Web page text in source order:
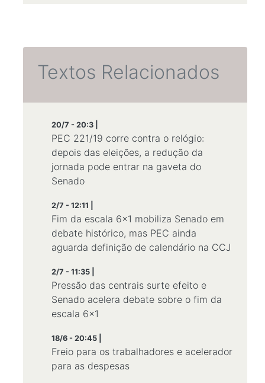
Textos Relacionados
20/7 - 20:3 |
PEC 221/19 corre contra o relógio:
depois das eleições, a redução da
jornada pode entrar na gaveta do
Senado
2/7 - 12:11 |
Fim da escala 6x1 mobiliza Senado em
debate histórico, mas PEC ainda
aguarda definição de calendário na CCJ
2/7 - 11:35 |
Pressão das centrais surte efeito e
Senado acelera debate sobre o fim da
escala 6×1
18/6 - 20:45 |
Freio para os trabalhadores e acelerador
para as despesas